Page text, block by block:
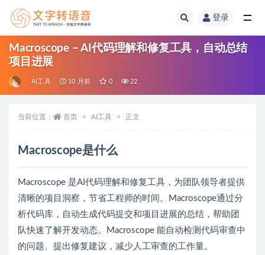
登录
Macroscope – AI代码理解和修复工具，自动总结
项目进展
AI工具 10 月前 0 22
当前位置： 首页 AI工具 正文
Macroscope是什么
Macroscope 是AI代码理解和修复工具，为团队领导者提供
清晰的项目洞察，节省工程师的时间。Macroscope通过分
析代码库，自动生成代码提交和项目进展的总结，帮助团
队快速了解开发动态。Macroscope 能自动检测代码审查中
的问题、提出修复建议，减少人工审查的工作量。